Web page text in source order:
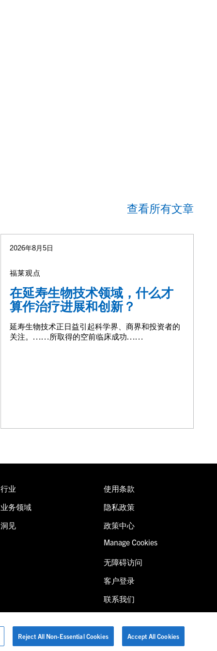
查看所有文章
2026年8月5日
福莱观点
在延寿生物技术领域，什么才
算作治疗进展和创新？
延寿生物技术正日益引起科学界、商界和投资者的
关注。……所取得的空前临床成功……
行业
业务领域
洞见
使用条款
隐私政策
政策中心
Manage Cookies
无障碍访问
客户登录
联系我们
Reject All Non-Essential Cookies Accept All Cookies